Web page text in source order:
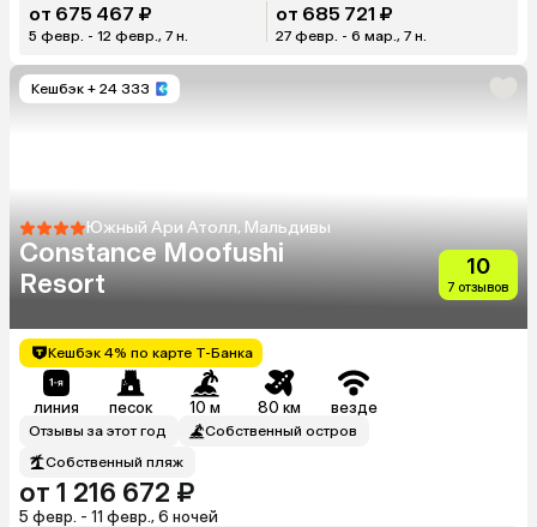
от 675 467 ₽
5 февр. - 12 февр., 7 н.
от 685 721 ₽
27 февр. - 6 мар., 7 н.
Кешбэк + 24 333
Южный Ари Атолл, Мальдивы
Constance Moofushi
Resort
10
7 отзывов
Кешбэк 4% по карте Т-Банка
линия песок 10 м 80 км везде
Отзывы за этот год
Собственный остров
Собственный пляж
от 1 216 672 ₽
5 февр. - 11 февр., 6 ночей